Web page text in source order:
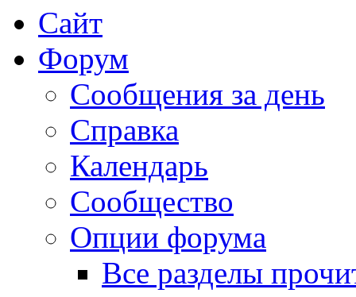
Сайт
Форум
Сообщения за день
Справка
Календарь
Сообщество
Опции форума
Все разделы